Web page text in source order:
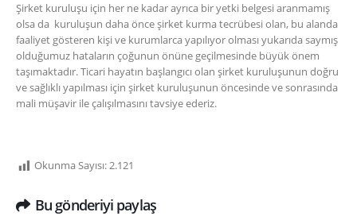
Şirket kuruluşu için her ne kadar ayrıca bir yetki belgesi aranmamış
olsa da kuruluşun daha önce şirket kurma tecrübesi olan, bu alanda
faaliyet gösteren kişi ve kurumlarca yapılıyor olması yukarıda saymış
olduğumuz hataların çoğunun önüne geçilmesinde büyük önem
taşımaktadır. Ticari hayatın başlangıcı olan şirket kuruluşunun doğru
ve sağlıklı yapılması için şirket kuruluşunun öncesinde ve sonrasında
mali müşavir ile çalışılmasını tavsiye ederiz.
Okunma Sayısı:2.121
Bu gönderiyi paylaş